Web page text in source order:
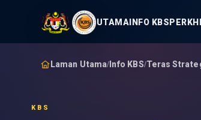
UTAMAINFO KBS
Laman Utama/ Info KBS/Teras
KBS